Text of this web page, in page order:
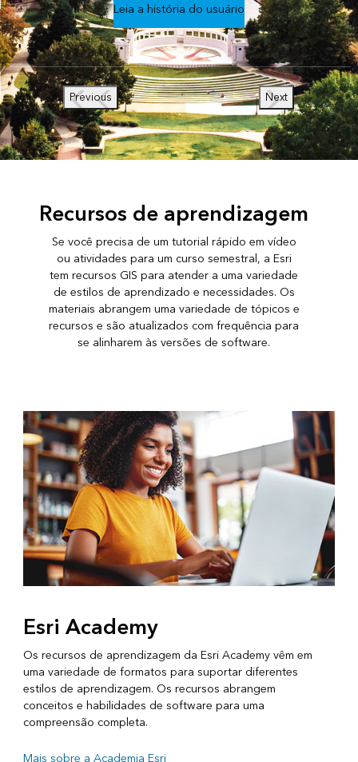
Leia a história do usuário
Previous Next
Recursos de aprendizagem
Se você precisa de um tutorial rápido em vídeo
ou atividades para um curso semestral, a Esri
tem recursos GIS para atender a uma variedade
de estilos de aprendizado e necessidades. Os
materiais abrangem uma variedade de tópicos e
recursos e são atualizados com frequência para
se alinharem às versões de software.
Esri Academy
Os recursos de aprendizagem da Esri Academy vêm em
uma variedade de formatos para suportar diferentes
estilos de aprendizagem. Os recursos abrangem
conceitos e habilidades de software para uma
compreensão completa.